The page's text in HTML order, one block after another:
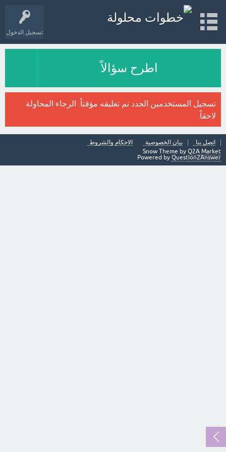
تسجيل الدخول
اطرح سؤالاً
تسجيل المستخدمين الجدد تم تعليقه مؤقتاً. الرجاء المحاولة
لاحقاً.
اتصل بنا بيان الخصوصية
الاحكام والشروط
Snow Theme by Q2A Market
Powered by Question2Answer